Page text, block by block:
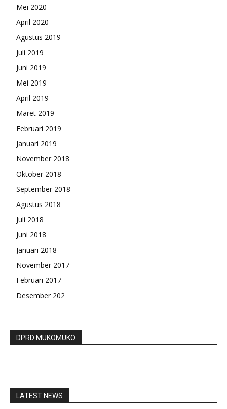
Mei 2020
April 2020
Agustus 2019
Juli 2019
Juni 2019
Mei 2019
April 2019
Maret 2019
Februari 2019
Januari 2019
November 2018
Oktober 2018
September 2018
Agustus 2018
Juli 2018
Juni 2018
Januari 2018
November 2017
Februari 2017
Desember 202
DPRD MUKOMUKO
LATEST NEWS